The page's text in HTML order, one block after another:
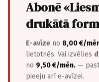
Abonē
drukātā
E-avīze no 8,00 €/
lietotnēs. Vai izvēlies
no 9,50 €/mēn. —
pieeju arī e-avīzei.